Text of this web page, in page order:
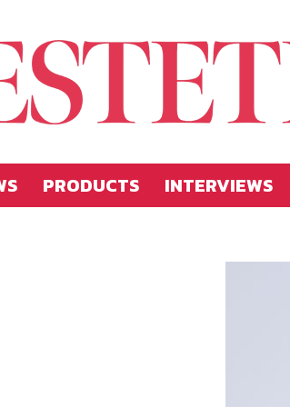
PRODUCTS INTERVIEWS